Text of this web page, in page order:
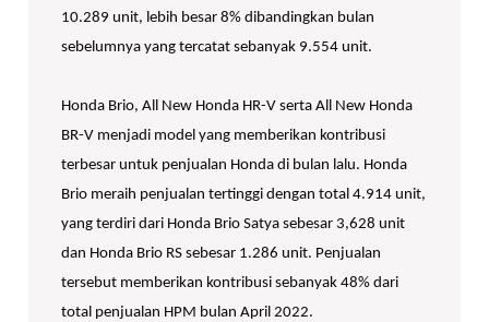
10.289 unit, lebih besar 8% dibandingkan bulan
sebelumnya yang tercatat sebanyak 9.554 unit.
Honda Brio, All New Honda HR-V serta All New Honda
BR-V menjadi model yang memberikan kontribusi
terbesar untuk penjualan Honda di bulan lalu. Honda
Brio meraih penjualan tertinggi dengan total 4.914 unit,
yang terdiri dari Honda Brio Satya sebesar 3,628 unit
dan Honda Brio RS sebesar 1.286 unit. Penjualan
tersebut memberikan kontribusi sebanyak 48% dari
total penjualan HPM bulan April 2022.